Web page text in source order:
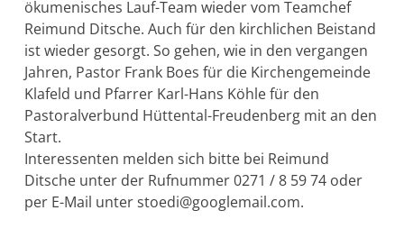
ökumenisches Lauf-Team wieder vom Teamchef
Reimund Ditsche. Auch für den kirchlichen Beistand
ist wieder gesorgt. So gehen, wie in den vergangen
Jahren, Pastor Frank Boes für die Kirchengemeinde
Klafeld und Pfarrer Karl-Hans Köhle für den
Pastoralverbund Hüttental-Freudenberg mit an den
Start.
Interessenten melden sich bitte bei Reimund
Ditsche unter der Rufnummer 0271 / 8 59 74 oder
per E-Mail unter stoedi@googlemail.com.